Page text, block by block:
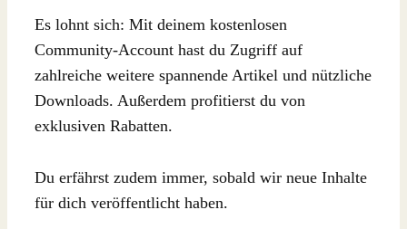
Es lohnt sich: Mit deinem kostenlosen
Community-Account hast du Zugriff auf
zahlreiche weitere spannende Artikel und nützliche
Downloads. Außerdem profitierst du von
exklusiven Rabatten.
Du erfährst zudem immer, sobald wir neue Inhalte
für dich veröffentlicht haben.